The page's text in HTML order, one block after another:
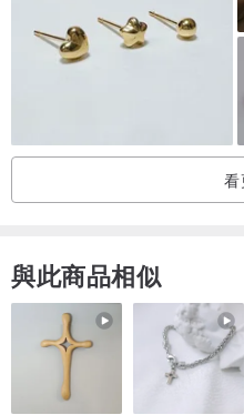
Athena珍珠設計的設計主石均為
白色金屬配件為S925銀，淺金
美自天然，每顆珍珠和天然寶石
不完美，色彩和紋理會出現少許
和狀態上也無法百分百復制，這
處。另因燈光、顯示器等影響，
/關於經營
我們佛系經營，堅持不廣告，不
評。設計師紗織小姐最為重要的
你溝通需求。你若心向美好，我必
看
與此商品相似